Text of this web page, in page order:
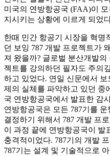
미국의 연방항공국 (FAA)이
지시키는 상황에 이르게 되었
한때 민간 항공기 시장을 혁명
던 보잉 787 개발 프로젝트가
져 왔을까? 글로벌 분산개발
젝트를 강의하던 필자도 주의
하고 있었다. 연일 신문에서
제의 실체를 파악하고 있던 중
국 연방항공국에서 발표한 감
연방항공국은 모든 787기를
결정하기 위해서 787 개발 프
이 과정 끝에 연방항공국이 발
충격적이었다. 787기의 개발
787기는 설계 및 기술적으로